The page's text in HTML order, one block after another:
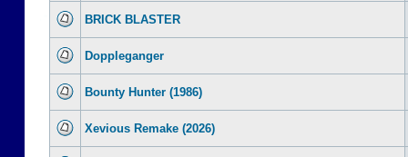
BRICK BLASTER
Doppleganger
Bounty Hunter (1986)
Xevious Remake (2026)